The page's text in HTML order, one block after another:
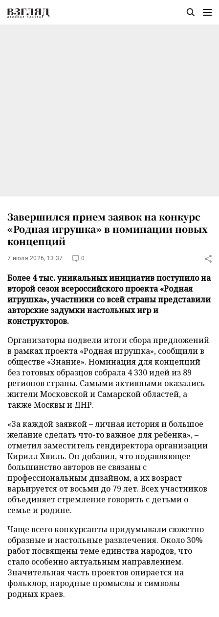
Завершился прием заявок на конкурс
«Родная игрушка» в номинации новых
концепций
7 июля 2026, 13:37 0
Более 4 тыс. уникальных инициатив поступило на
второй сезон всероссийского проекта «Родная
игрушка», участники со всей страны представили
авторские задумки настольных игр и
конструкторов.
Организаторы подвели итоги сбора предложений
в рамках проекта «Родная игрушка», сообщили в
обществе «Знание». Номинация для концепций
без готовых образцов собрала 4 330 идей из 89
регионов страны. Самыми активными оказались
жители Московской и Самарской областей, а
также Москвы и ДНР.
«За каждой заявкой – личная история и большое
желание сделать что-то важное для ребенка», –
отметил заместитель гендиректора организации
Кирилл Хвиль. Он добавил, что подавляющее
большинство авторов не связаны с
профессиональным дизайном, а их возраст
варьируется от восьми до 79 лет. Всех участников
объединяет стремление говорить с детьми о
семье и родине.
Чаще всего конкурсанты придумывали сюжетно-
образные и настольные развлечения. Около 30%
работ посвящены теме единства народов, что
стало особенно актуальным направлением.
Значительная часть проектов опирается на
фольклор, народные промыслы и символы
родных краев.